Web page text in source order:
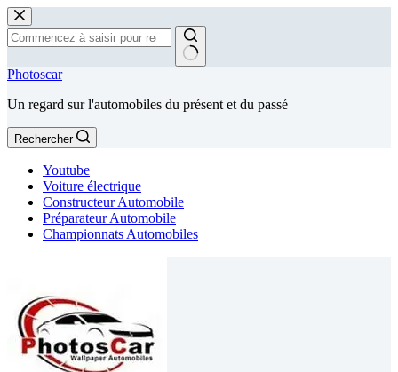
Passer
au
contenu
Aucun
Photoscar
Un regard sur l'automobiles du présent et du passé
Rechercher
Youtube
Voiture électrique
Constructeur Automobile
Préparateur Automobile
Championnats Automobiles